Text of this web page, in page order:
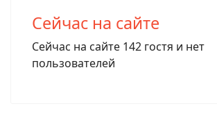
Сейчас на сайте
Сейчас на сайте 142 гостя и нет
пользователей